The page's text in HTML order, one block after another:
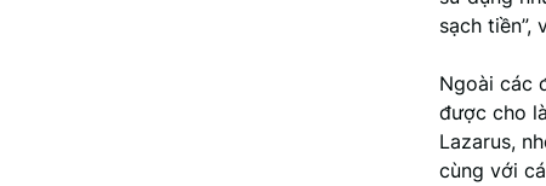
sạch tiền”,
Ngoài các
được cho
Lazarus,
cùng với